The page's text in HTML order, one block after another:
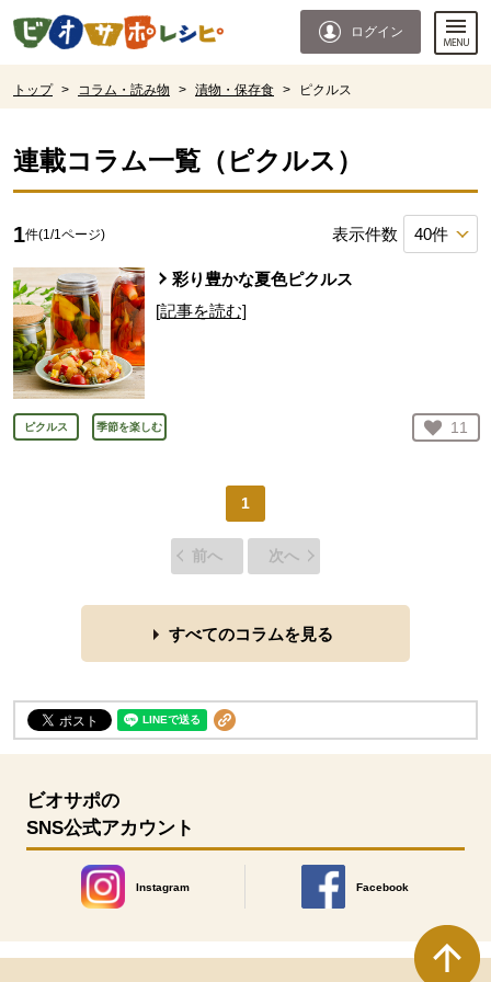
ページの先頭です。
ログイン
トップ > コラム・読み物 > 漬物・保存食 > ピクルス
連載コラム一覧（ ピクルス ）
1件(1 /1 ページ) 表示件数
彩り豊かな夏色ピクルス
[記事を読む]
ピクルス 季節を楽しむ お気
11
人
1
前へ 次へ
すべてのコラムを見る
ビオサポの
SNS公式アカウント
Instagram
別のウィンドウで開きます。
Facebook
別のウィンドウで開きます